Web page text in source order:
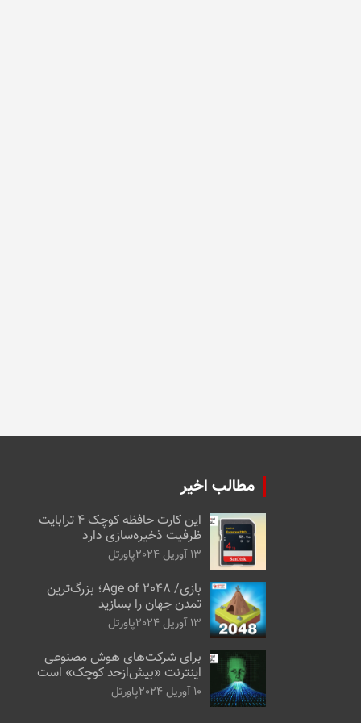
مطالب اخیر
این کارت حافظه کوچک ۴ ترابایت
ظرفیت ذخیره‌سازی دارد
13 آوریل 2024 پاورتل
بازی/ Age of 2048؛ بزرگ‌ترین
تمدن جهان را بسازید
13 آوریل 2024 پاورتل
برای شرکت‌های هوش مصنوعی
اینترنت «بیش‌از‌حد کوچک» است
10 آوریل 2024 پاورتل